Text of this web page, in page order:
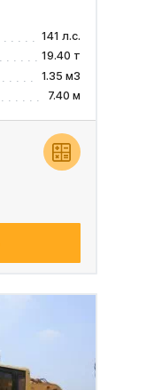
141 л.с.
19.40 т
1.35 м3
7.40 м